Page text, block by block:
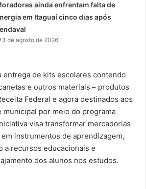
ainda enfrentam falta de
em Itaguaí cinco dias após
3 de agosto de 2026
entrega de kits escolares contendo
e outros materiais – produtos
Federal e agora destinados aos
municipal por meio do programa
visa transformar mercadorias
instrumentos de aprendizagem,
a recursos educacionais e
dos alunos nos estudos.